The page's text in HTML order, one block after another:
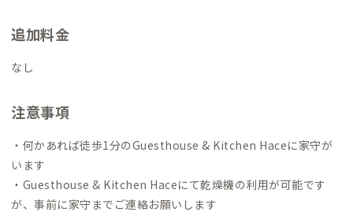
追加料金
なし
注意事項
・何かあれば徒歩1分のGuesthouse & Kitchen Haceに家守が
います
・Guesthouse & Kitchen Haceにて乾燥機の利用が可能です
が、事前に家守までご連絡お願いします